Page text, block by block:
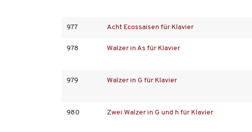
977 Acht Ecossaisen für Klavier
978 Walzer in As für Klavier
979 Walzer in G für Klavier
980 Zwei Walzer in G und h für Klavier